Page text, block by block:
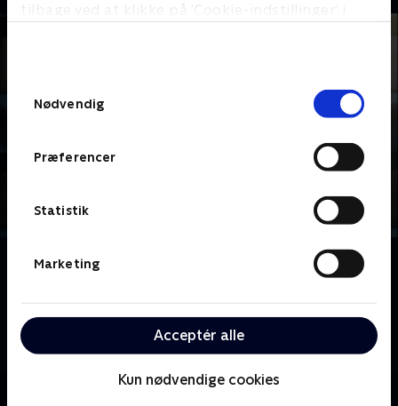
tilbage ved at klikke på ’Cookie-indstillinger’ i
Nødvendig
Præferencer
Statistik
Marketing
Acceptér alle
Kun nødvendige cookies
Om Fartblind
Stjernespækket spændingsdrama, hvor vi følger den
hemmeligheder, løgne og svære dilemmaer, forsøger
at navigere i minefeltet mellem job og privatliv.